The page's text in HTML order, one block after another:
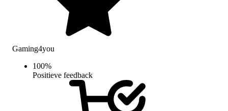
Gaming4you
100%
Positieve feedback